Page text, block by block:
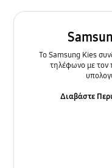
To Samsung Kies
τηλέφωνο με
Διαβάστε